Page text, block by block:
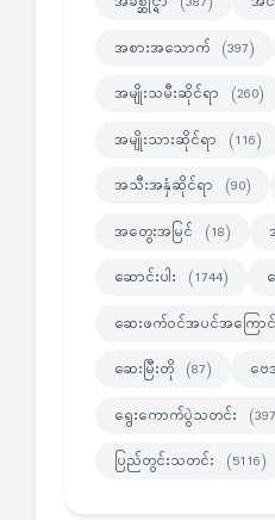
အစားအသောက် (397)
အမျိုးသမီးဆိုင်ရာ (260)
အမျိုးသားဆိုင်ရာ (116)
အသီးအနှံဆိုင်ရာ (90)
အတွေးအမြင် (18)
ဆောင်းပါး (1744)
ဆေးဖက်ဝင်အပင်အကြောင်
ဆေးမြီးတို (87) ဗေ
ရွေးကောက်ပွဲသတင်း
ပြည်တွင်းသတင်း (5116)